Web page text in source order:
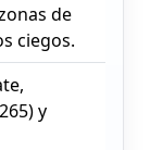
de
ciegos.
y